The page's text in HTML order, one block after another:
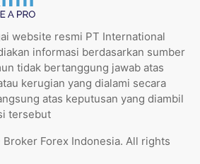
website resmi PT International
informasi berdasarkan sumber
tidak bertanggung jawab atas
kerugian yang dialami secara
atas keputusan yang diambil
tersebut
Forex Indonesia. All rights